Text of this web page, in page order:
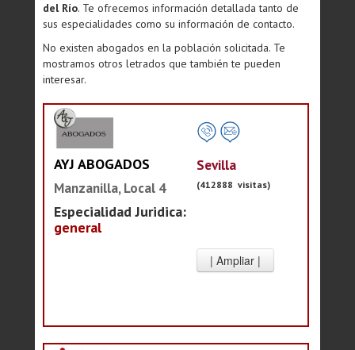
del Río. Te ofrecemos información detallada tanto de
sus especialidades como su información de contacto.
No existen abogados en la población solicitada. Te
mostramos otros letrados que también te pueden
interesar.
AYJ ABOGADOS
Manzanilla, Local 4
Especialidad Juridica:
general
Sevilla
(412888 visitas)